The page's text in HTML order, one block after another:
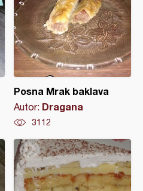
Posna Mrak baklava
Autor: Dragana
3112